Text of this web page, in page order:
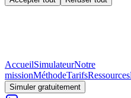
AccueilSimulateurNotre
missionMéthodeTarifsRessources
Simuler gratuitement